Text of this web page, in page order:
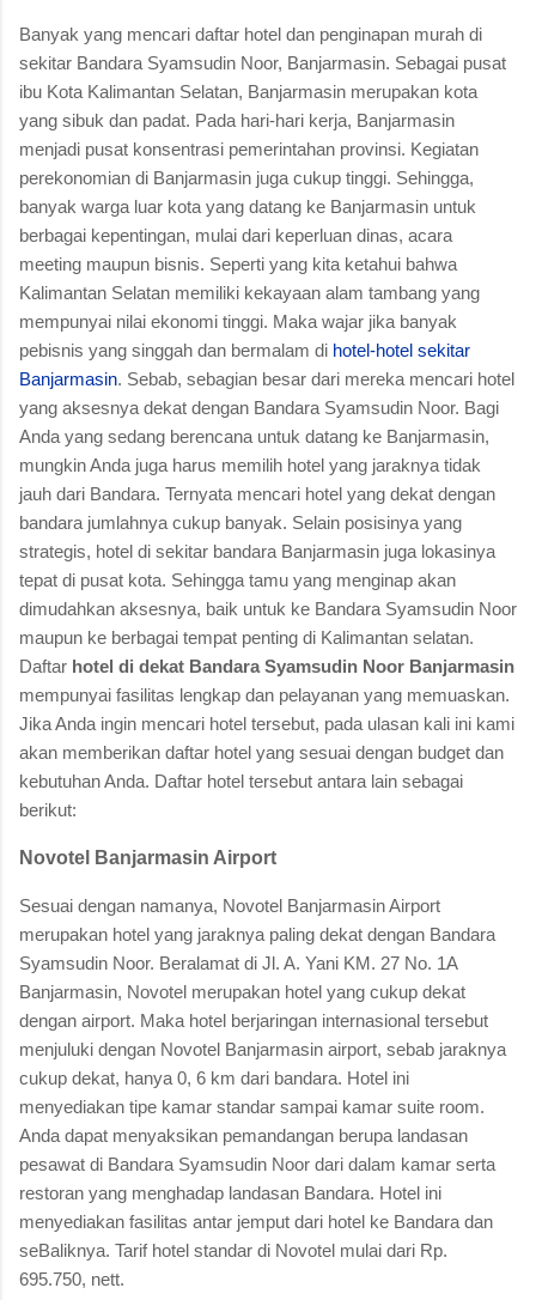
Banyak yang mencari daftar hotel dan penginapan murah di
sekitar Bandara Syamsudin Noor, Banjarmasin. Sebagai pusat
ibu Kota Kalimantan Selatan, Banjarmasin merupakan kota
yang sibuk dan padat. Pada hari-hari kerja, Banjarmasin
menjadi pusat konsentrasi pemerintahan provinsi. Kegiatan
perekonomian di Banjarmasin juga cukup tinggi. Sehingga,
banyak warga luar kota yang datang ke Banjarmasin untuk
berbagai kepentingan, mulai dari keperluan dinas, acara
meeting maupun bisnis. Seperti yang kita ketahui bahwa
Kalimantan Selatan memiliki kekayaan alam tambang yang
mempunyai nilai ekonomi tinggi. Maka wajar jika banyak
pebisnis yang singgah dan bermalam di hotel-hotel sekitar
Banjarmasin. Sebab, sebagian besar dari mereka mencari hotel
yang aksesnya dekat dengan Bandara Syamsudin Noor. Bagi
Anda yang sedang berencana untuk datang ke Banjarmasin,
mungkin Anda juga harus memilih hotel yang jaraknya tidak
jauh dari Bandara. Ternyata mencari hotel yang dekat dengan
bandara jumlahnya cukup banyak. Selain posisinya yang
strategis, hotel di sekitar bandara Banjarmasin juga lokasinya
tepat di pusat kota. Sehingga tamu yang menginap akan
dimudahkan aksesnya, baik untuk ke Bandara Syamsudin Noor
maupun ke berbagai tempat penting di Kalimantan selatan.
Daftar hotel di dekat Bandara Syamsudin Noor Banjarmasin
mempunyai fasilitas lengkap dan pelayanan yang memuaskan.
Jika Anda ingin mencari hotel tersebut, pada ulasan kali ini kami
akan memberikan daftar hotel yang sesuai dengan budget dan
kebutuhan Anda. Daftar hotel tersebut antara lain sebagai
berikut:
Novotel Banjarmasin Airport
Sesuai dengan namanya, Novotel Banjarmasin Airport
merupakan hotel yang jaraknya paling dekat dengan Bandara
Syamsudin Noor. Beralamat di Jl. A. Yani KM. 27 No. 1A
Banjarmasin, Novotel merupakan hotel yang cukup dekat
dengan airport. Maka hotel berjaringan internasional tersebut
menjuluki dengan Novotel Banjarmasin airport, sebab jaraknya
cukup dekat, hanya 0, 6 km dari bandara. Hotel ini
menyediakan tipe kamar standar sampai kamar suite room.
Anda dapat menyaksikan pemandangan berupa landasan
pesawat di Bandara Syamsudin Noor dari dalam kamar serta
restoran yang menghadap landasan Bandara. Hotel ini
menyediakan fasilitas antar jemput dari hotel ke Bandara dan
seBaliknya. Tarif hotel standar di Novotel mulai dari Rp.
695.750, nett.